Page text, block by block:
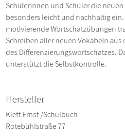
Schülerinnen und Schüler die
besonders leicht und nachhaltig
motivierende Wortschatzübungen
Schreiben aller neuen Vokabeln
des Differenzierungswortschatzes.
unterstützt die Selbstkontrolle.
Hersteller
Klett Ernst /Schulbuch
Rotebühlstraße 77